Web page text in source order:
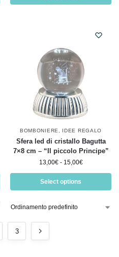
BOMBONIERE IDEE REGALO
Sfera led di cristallo Bagutta
7×8 cm – “Il piccolo Principe”
13,00€ - 15,00€
Select options
3